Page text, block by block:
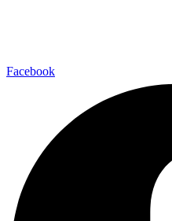
Facebook